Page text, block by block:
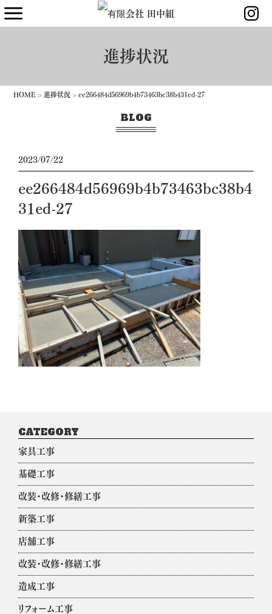
進捗状況
HOME > 進捗状況 > ee266484d56969b4b73463bc38b431ed-27
BLOG
2023/07/22
ee266484d56969b4b73463bc38b4
31ed-27
CATEGORY
家具工事
基礎工事
改装・改修・修繕工事
新築工事
店舗工事
改装・改修・修繕工事
造成工事
リフォーム工事